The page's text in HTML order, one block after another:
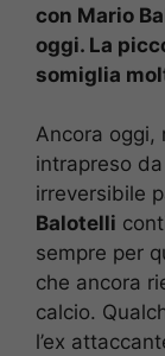
con Mario
oggi. La
somiglia
Ancora oggi,
intrapreso
irreversibile
Balotelli
sempre per
che ancora
calcio.
l’ex